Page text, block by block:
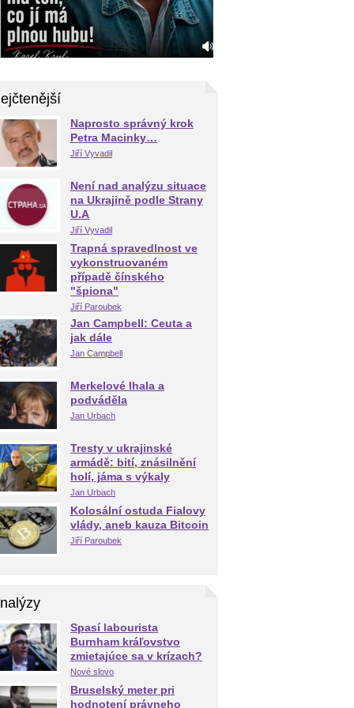
Naprosto správný krok
Petra Macinky…
Jiří Vyvadil
Není nad analýzu situace
na Ukrajině podle Strany
U.A
Jiří Vyvadil
Trapná spravedlnost ve
vykonstruovaném
případě čínského
"špiona"
Jiří Paroubek
Jan Campbell: Ceuta a
jak dále
Jan Campbell
Merkelové lhala a
podváděla
Jan Urbach
Tresty v ukrajinské
armádě: bití, znásilnění
holí, jáma s výkaly
Jan Urbach
Kolosální ostuda Fialovy
vlády, aneb kauza Bitcoin
Jiří Paroubek
Spasí labourista
Burnham kráľovstvo
zmietajúce sa v krízach?
Nové slovo
Bruselský meter pri
hodnotení právneho